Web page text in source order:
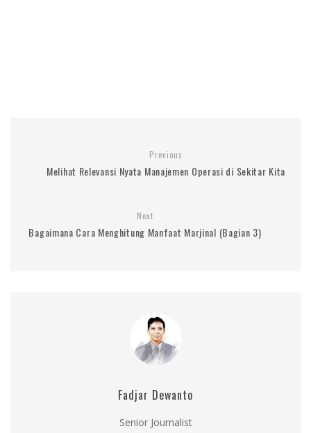
Previous
Melihat Relevansi Nyata Manajemen Operasi di Sekitar Kita
Next
Bagaimana Cara Menghitung Manfaat Marjinal (Bagian 3)
Fadjar Dewanto
Senior Journalist